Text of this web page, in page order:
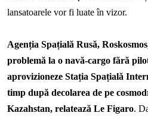
lansatoarele vor fi luate în vizor.
Agenția Spațială Rusă,
problemă la o navă-cargo fără
aprovizioneze Stația Spațială
timp după decolarea de pe
Kazahstan, relatează Le Figaro.